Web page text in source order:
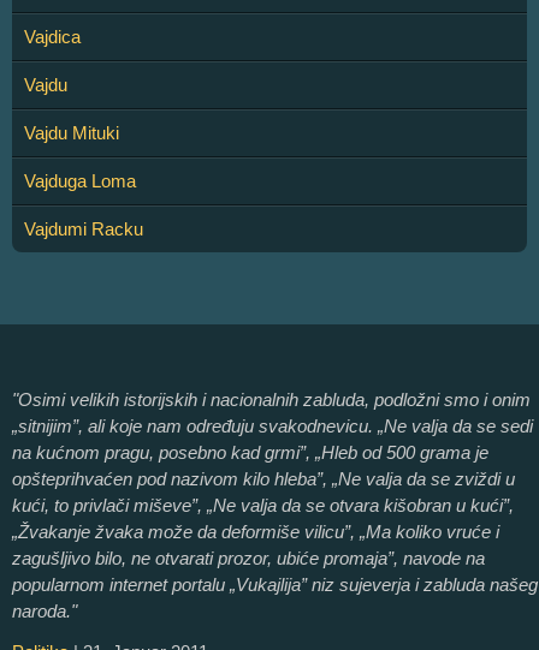
Vajdica
Vajdu
Vajdu Mituki
Vajduga Loma
Vajdumi Racku
"Osimi velikih istorijskih i nacionalnih zabluda, podložni smo i onim
„sitnijim”, ali koje nam određuju svakodnevicu. „Ne valja da se sedi
na kućnom pragu, posebno kad grmi”, „Hleb od 500 grama je
opšteprihvaćen pod nazivom kilo hleba”, „Ne valja da se zviždi u
kući, to privlači miševe”, „Ne valja da se otvara kišobran u kući”,
„Žvakanje žvaka može da deformiše vilicu”, „Ma koliko vruće i
zagušljivo bilo, ne otvarati prozor, ubiće promaja”, navode na
popularnom internet portalu „Vukajlija” niz sujeverja i zabluda našeg
naroda."